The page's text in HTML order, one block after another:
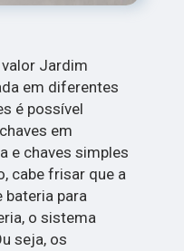
Jardim
em diferentes
é possível
em
e chaves simples
cabe frisar que a
bateria para
o sistema
seja, os